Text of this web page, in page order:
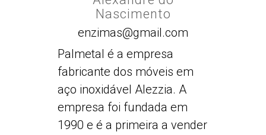
Nascimento
enzimas@gmail.com
Palmetal é a empresa
fabricante dos móveis em
aço inoxidável Alezzia. A
empresa foi fundada em
1990 e é a primeira a vender